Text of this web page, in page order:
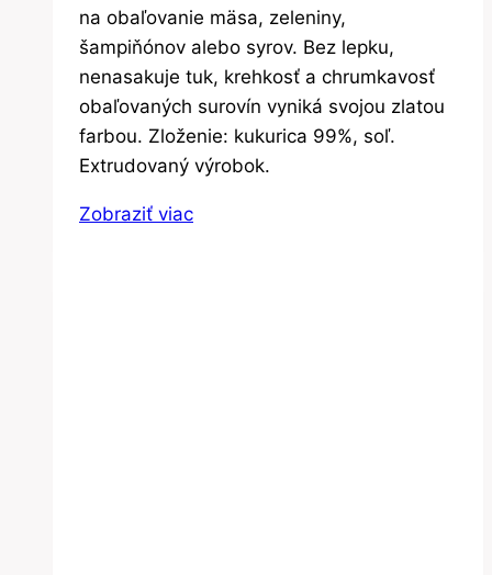
na obaľovanie mäsa, zeleniny,
šampiňónov alebo syrov. Bez lepku,
nenasakuje tuk, krehkosť a chrumkavosť
obaľovaných surovín vyniká svojou zlatou
farbou. Zloženie: kukurica 99%, soľ.
Extrudovaný výrobok.
Zobraziť viac